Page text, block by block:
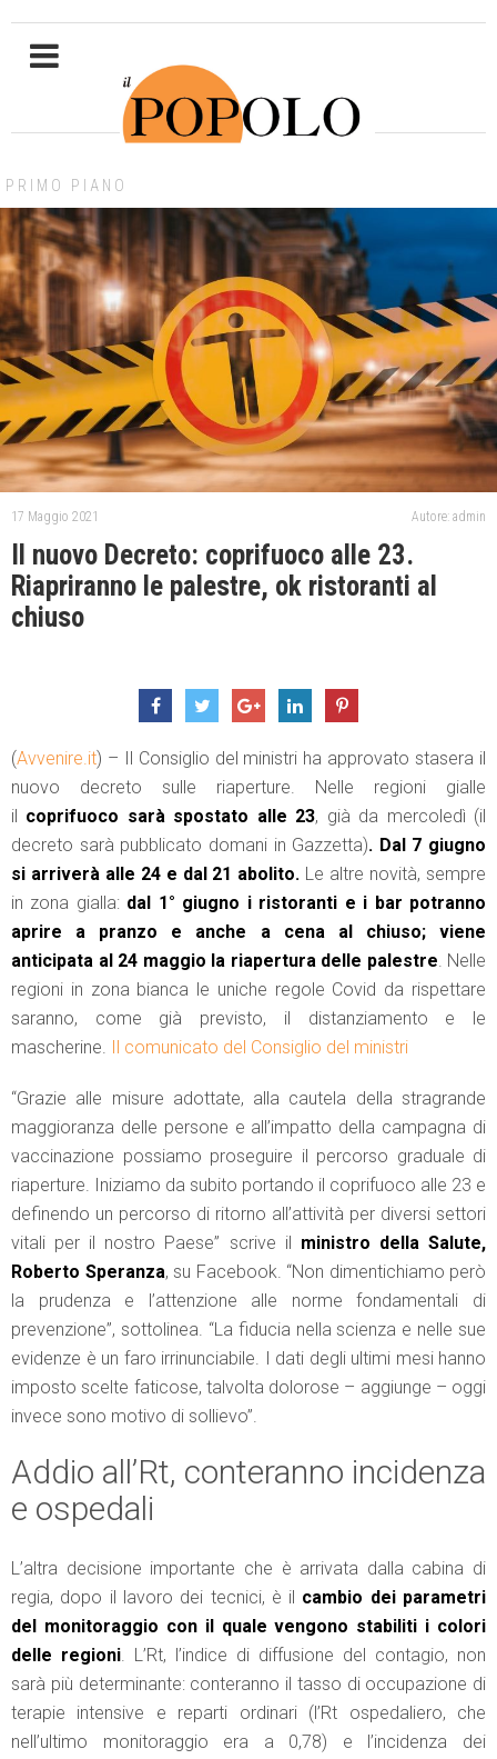
PRIMO PIANO
17 Maggio 2021 Autore: admin
Il nuovo Decreto: coprifuoco alle 23.
Riapriranno le palestre, ok ristoranti al
chiuso
(Avvenire.it) – Il Consiglio del ministri ha approvato stasera il
nuovo decreto sulle riaperture. Nelle regioni gialle
il coprifuoco sarà spostato alle 23, già da mercoledì (il
decreto sarà pubblicato domani in Gazzetta). Dal 7 giugno
si arriverà alle 24 e dal 21 abolito. Le altre novità, sempre
in zona gialla: dal 1° giugno i ristoranti e i bar potranno
aprire a pranzo e anche a cena al chiuso; viene
anticipata al 24 maggio la riapertura delle palestre. Nelle
regioni in zona bianca le uniche regole Covid da rispettare
saranno, come già previsto, il distanziamento e le
mascherine.
Il comunicato del Consiglio del ministri
“Grazie alle misure adottate, alla cautela della stragrande
maggioranza delle persone e all’impatto della campagna di
vaccinazione possiamo proseguire il percorso graduale di
riaperture. Iniziamo da subito portando il coprifuoco alle 23 e
definendo un percorso di ritorno all’attività per diversi settori
vitali per il nostro Paese” scrive il ministro della Salute,
Roberto Speranza, su Facebook. “Non dimentichiamo però
la prudenza e l’attenzione alle norme fondamentali di
prevenzione”, sottolinea. “La fiducia nella scienza e nelle sue
evidenze è un faro irrinunciabile. I dati degli ultimi mesi hanno
imposto scelte faticose, talvolta dolorose – aggiunge – oggi
invece sono motivo di sollievo”.
Addio all’Rt, conteranno incidenza
e ospedali
L’altra decisione importante che è arrivata dalla cabina di
regia, dopo il lavoro dei tecnici, è il cambio dei parametri
del monitoraggio con il quale vengono stabiliti i colori
delle regioni. L’Rt, l’indice di diffusione del contagio, non
sarà più determinante: conteranno il tasso di occupazione di
terapie intensive e reparti ordinari (l’Rt ospedaliero, che
nell’ultimo monitoraggio era a 0,78) e l’incidenza dei